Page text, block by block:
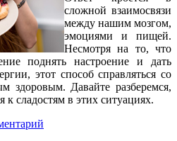
сложной взаимосвязи
между нашим мозгом,
эмоциями и пищей.
Несмотря на то, что
поднять настроение и дать
этот способ справляться со
здоровым. Давайте разберемся,
к сладостям в этих ситуациях.